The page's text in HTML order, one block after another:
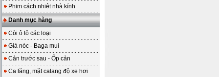
Phim cách nhiệt nhà kính
Danh mục hàng
Còi ô tô các loại
Giá nóc - Baga mui
Cản trước sau - Ốp cản
Ca lăng, mặt calang độ xe hơi